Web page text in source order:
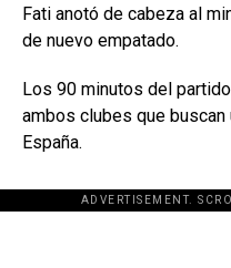
Fati anotó de cabeza al
de nuevo empatado.
Los 90 minutos del
ambos clubes que
España.
ADVERTISEMENT.